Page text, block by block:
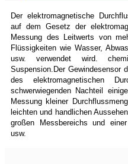
Der elektromagnetische
auf dem Gesetz der
Messung des Leitwerts von
Flüssigkeiten wie Wasser,
usw. verwendet wird.
Suspension.Der Gewindesensor
des elektromagnetischen
schwerwiegenden Nachteil
Messung kleiner
leichten und handlichen
großen Messbereichs und
usw.